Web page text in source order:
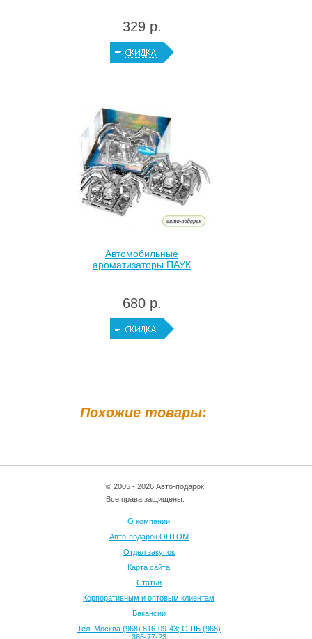
Похожие товары:
329 р.
Автомобильные
ароматизаторы ПАУК
680 р.
© 2005 - 2026 Авто-подарок.
Все права защищены.
О компании
Авто-подарок ОПТОМ
Отдел закупок
Карта сайта
Статьи
Корпоративным и оптовым клиентам
Вакансии
Тел: Москва (968) 816-09-43; С-ПБ (968)
385-77-23